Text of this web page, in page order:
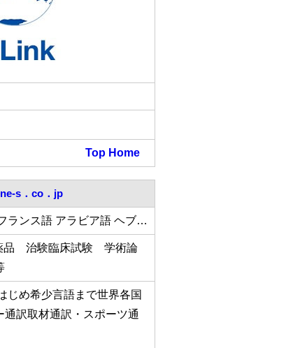
Top Home
s．co．jp
ランス語 アラビア語 ヘブ…
品 治験臨床試験 学術論
じめ希少言語まで世界各国
訳取材通訳・スポーツ通